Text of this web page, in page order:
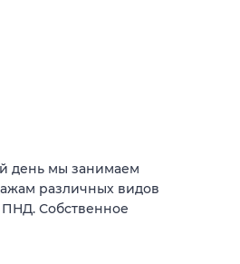
день мы занимаем
различных видов
Собственное